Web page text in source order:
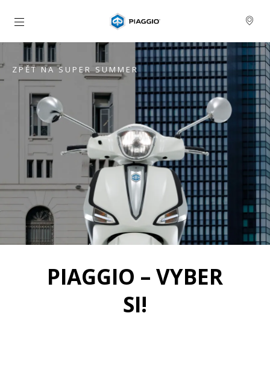
Přejít na hlavní obsah
ZPĚT NA SUPER SUMMER
PIAGGIO – VYBER
SI!